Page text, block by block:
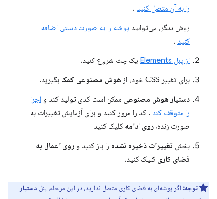
را به آن متصل کنید .
روش دیگر، می‌توانید پوشه را به صورت دستی اضافه
کنید .
از پنل Elements
یک چت شروع کنید.
برای تغییر CSS خود، از
هوش مصنوعی کمک بگیرید.
دستیار هوش مصنوعی ممکن است کدی تولید کند و اجرا
را متوقف کند . کد را مرور کنید و برای آزمایش تغییرات به
صورت زنده، روی ادامه کلیک کنید.
بخش تغییرات ذخیره نشده را باز کنید و روی اعمال به
فضای کاری کلیک کنید.
توجه: اگر پوشه‌ای به فضای کاری متصل ندارید، در این مرحله، پنل دستیار